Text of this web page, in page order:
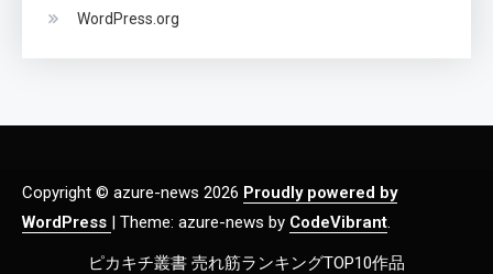
WordPress.org
Copyright © azure-news 2026 Proudly powered by
WordPress | Theme: azure-news by CodeVibrant.
ピカキチ叢書 売れ筋ランキングTOP10作品